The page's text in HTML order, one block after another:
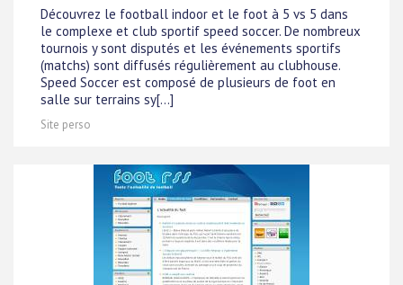
Découvrez le football indoor et le foot à 5 vs 5 dans
le complexe et club sportif speed soccer. De nombreux
tournois y sont disputés et les événements sportifs
(matchs) sont diffusés régulièrement au clubhouse.
Speed Soccer est composé de plusieurs de foot en
salle sur terrains sy[...]
Site perso